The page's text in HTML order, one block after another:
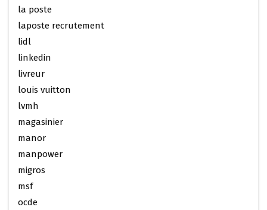
la poste
laposte recrutement
lidl
linkedin
livreur
louis vuitton
lvmh
magasinier
manor
manpower
migros
msf
ocde